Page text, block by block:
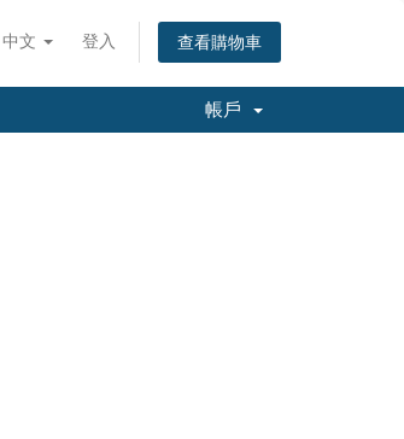
中文 登入 查看購物車
帳戶